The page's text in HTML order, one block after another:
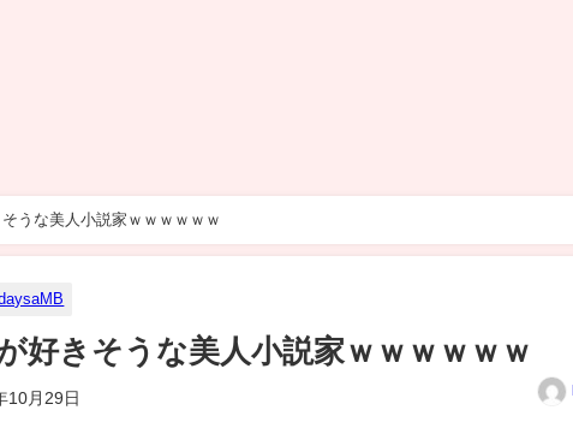
うな美人小説家ｗｗｗｗｗｗ
好きそうな美人小説家ｗｗｗｗｗｗ
10月29日